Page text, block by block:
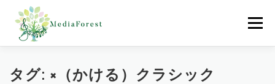
メニュー
ホーム 制作協力実績 会社概要 採用情報
タグ: ×（かける）クラシック